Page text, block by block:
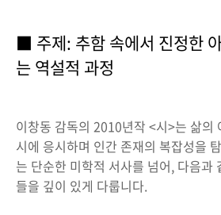
■ 주제: 추함 속에서 진정한
는 역설적 과정
이창동 감독의 2010년작 <시>는 삶의
시에 응시하며 인간 존재의 복잡성을
는 단순한 미학적 서사를 넘어, 다음과
들을 깊이 있게 다룹니다.